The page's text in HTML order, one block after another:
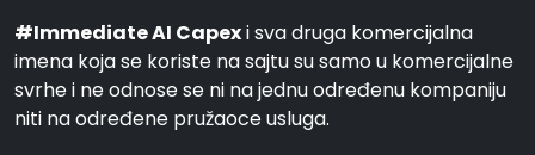
#Immediate AI Capexi sva druga komercijalna
imena koja se koriste na sajtu su samo u komercijalne
svrhe i ne odnose se ni na jednu određenu kompaniju
niti na određene pružaoce usluga.